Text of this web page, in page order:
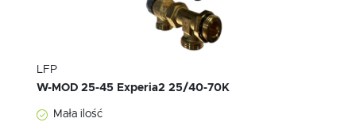
LFP
W-MOD 25-45 Experia2 25/40-70K
Mała ilość